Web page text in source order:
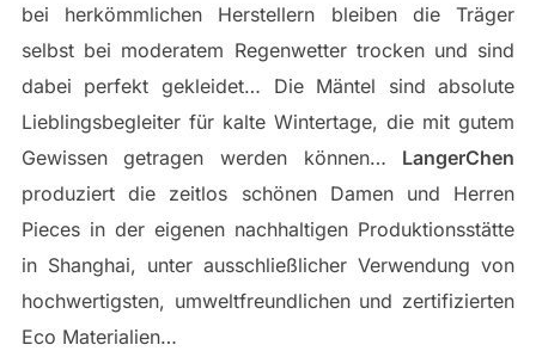
bei herkömmlichen Herstellern bleiben die Träger
selbst bei moderatem Regenwetter trocken und sind
dabei perfekt gekleidet… Die Mäntel sind absolute
Lieblingsbegleiter für kalte Wintertage, die mit gutem
Gewissen getragen werden können… LangerChen
produziert die zeitlos schönen Damen und Herren
Pieces in der eigenen nachhaltigen Produktionsstätte
in Shanghai, unter ausschließlicher Verwendung von
hochwertigsten, umweltfreundlichen und zertifizierten
Eco Materialien…